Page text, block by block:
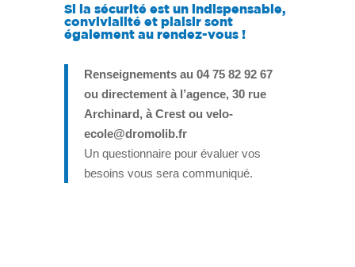
Si la sécurité est un indispensable,
convivialité et plaisir sont
également au rendez-vous !
Renseignements au 04 75 82 92 67
ou directement à l’agence, 30 rue
Archinard, à Crest ou velo-
ecole@dromolib.fr
Un questionnaire pour évaluer vos
besoins vous sera communiqué.